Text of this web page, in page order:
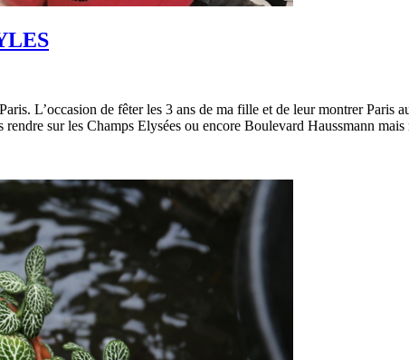
L’occasion de fêter les 3 ans de ma fille et de leur montrer Paris
rendre sur les Champs Elysées ou encore Boulevard Haussmann